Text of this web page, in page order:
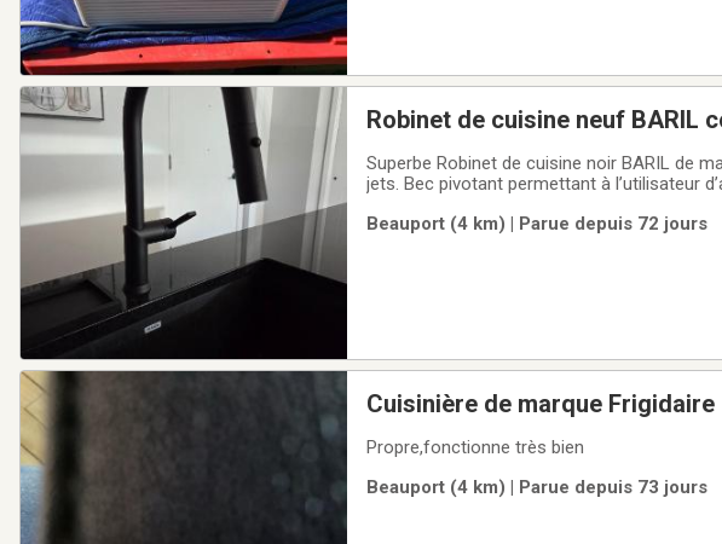
Robinet de cuisine neuf BARIL
Superbe Robinet de cuisine noir BARIL de
jets. Bec pivotant permettant à l’utilisateur
Robinet Stainless.
Beauport (4 km) | Parue depuis 72 jours
Cuisinière de marque Frigidaire
Propre,fonctionne très bien
Beauport (4 km) | Parue depuis 73 jours